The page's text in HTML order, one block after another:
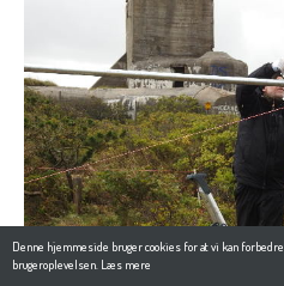
Denne hjemmeside bruger cookies for at vi kan forbedre
brugeroplevelsen. Læs mere